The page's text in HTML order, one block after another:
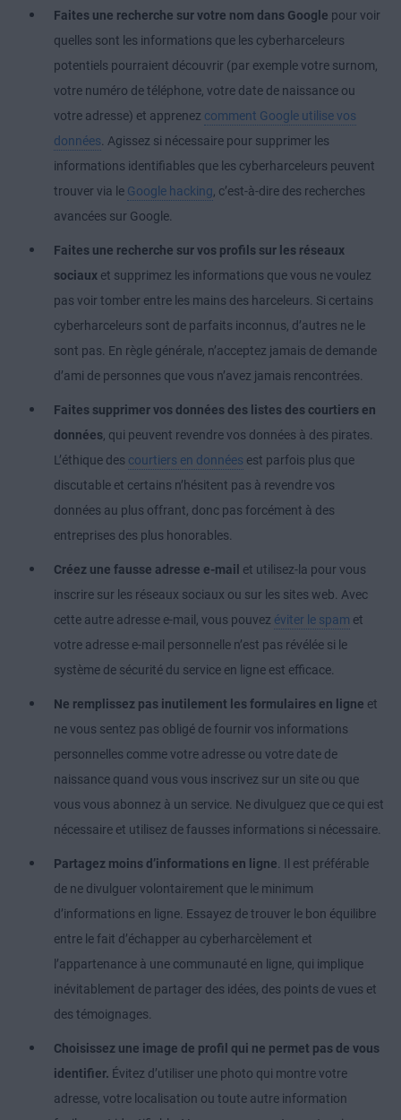
Faites une recherche sur votre nom dans Google pour voir
quelles sont les informations que les cyberharceleurs
potentiels pourraient découvrir (par exemple votre surnom,
votre numéro de téléphone, votre date de naissance ou
votre adresse) et apprenez comment Google utilise vos
données . Agissez si nécessaire pour supprimer les
informations identifiables que les cyberharceleurs peuvent
trouver via le Google hacking , c’est-à-dire des recherches
avancées sur Google.
Faites une recherche sur vos profils sur les réseaux
sociaux et supprimez les informations que vous ne voulez
pas voir tomber entre les mains des harceleurs. Si certains
cyberharceleurs sont de parfaits inconnus, d’autres ne le
sont pas. En règle générale, n’acceptez jamais de demande
d’ami de personnes que vous n’avez jamais rencontrées.
Faites supprimer vos données des listes des courtiers en
données , qui peuvent revendre vos données à des pirates.
L’éthique des courtiers en données est parfois plus que
discutable et certains n’hésitent pas à revendre vos
données au plus offrant, donc pas forcément à des
entreprises des plus honorables.
Créez une fausse adresse e-mail et utilisez-la pour vous
inscrire sur les réseaux sociaux ou sur les sites web. Avec
cette autre adresse e-mail, vous pouvez éviter le spam et
votre adresse e-mail personnelle n’est pas révélée si le
système de sécurité du service en ligne est efficace.
Ne remplissez pas inutilement les formulaires en ligne et
ne vous sentez pas obligé de fournir vos informations
personnelles comme votre adresse ou votre date de
naissance quand vous vous inscrivez sur un site ou que
vous vous abonnez à un service. Ne divulguez que ce qui est
nécessaire et utilisez de fausses informations si nécessaire.
Partagez moins d’informations en ligne . Il est préférable
de ne divulguer volontairement que le minimum
d’informations en ligne. Essayez de trouver le bon équilibre
entre le fait d’échapper au cyberharcèlement et
l’appartenance à une communauté en ligne, qui implique
inévitablement de partager des idées, des points de vues et
des témoignages.
Choisissez une image de profil qui ne permet pas de vous
identifier. Évitez d’utiliser une photo qui montre votre
adresse, votre localisation ou toute autre information